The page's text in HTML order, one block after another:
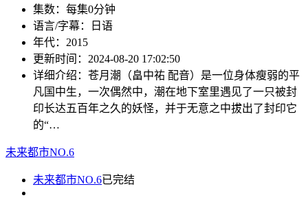
集数： 每集0分钟
语言/字幕：
日语
年代： 2015
更新时间： 2024-08-20 17:02:50
详细介绍： 苍月潮（畠中祐 配音）是一位身体瘦弱的平
凡国中生，一次偶然中，潮在地下室里遇见了一只被封
印长达五百年之久的妖怪，并于无意之中拔出了封印它
的“…
未来都市NO.6
未来都市NO.6已完结